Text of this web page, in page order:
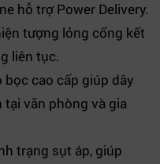
hỗ trợ Power Delivery.
tượng lỏng cổng kết
liên tục.
bọc cao cấp giúp dây
văn phòng và gia
trạng sụt áp, giúp